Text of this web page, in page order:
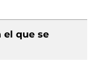
el que se